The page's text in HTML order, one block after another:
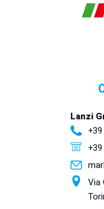
Lanzi
Via